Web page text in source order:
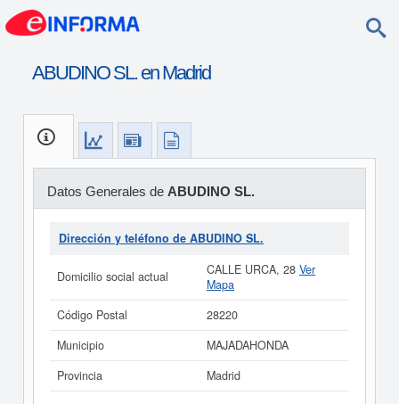
ABUDINO SL. en Madrid
Datos Generales de ABUDINO SL.
Dirección y teléfono de ABUDINO SL.
Domicilio social actual CALLE URCA, 28 Ver
Mapa
Código Postal
28220
Municipio
MAJADAHONDA
Provincia
Madrid